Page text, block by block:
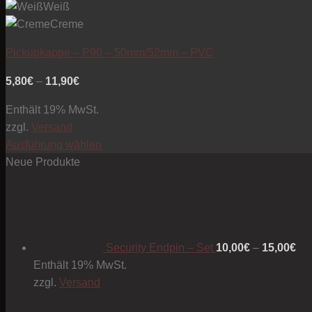
Weiß
Creme
Pickupkappe – P90 – 50mm/52mm – PVC
5,80€ – 11,90€Preisspanne:
bis
Enthält 19% MwSt.
zzgl. Versand
Ausführung wählen
Dieses
auf.
Optionen
Neue Produkte
Security Endpin – Set 10,00€ – 15,00€
Enthält 19% MwSt.
zzgl. Versand